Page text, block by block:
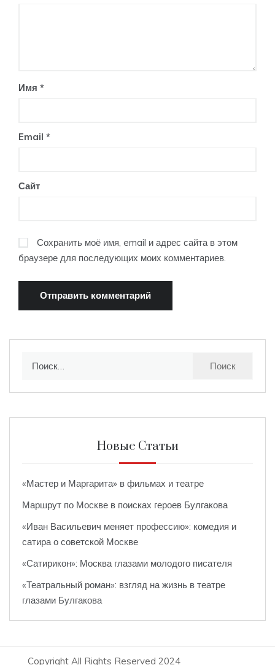
Имя *
Email *
Сайт
Сохранить моё имя, email и адрес сайта в этом
браузере для последующих моих комментариев.
Новые Статьи
«Мастер и Маргарита» в фильмах и театре
Маршрут по Москве в поисках героев Булгакова
«Иван Васильевич меняет профессию»: комедия и
сатира о советской Москве
«Сатирикон»: Москва глазами молодого писателя
«Театральный роман»: взгляд на жизнь в театре
глазами Булгакова
Copyright All Rights Reserved 2024